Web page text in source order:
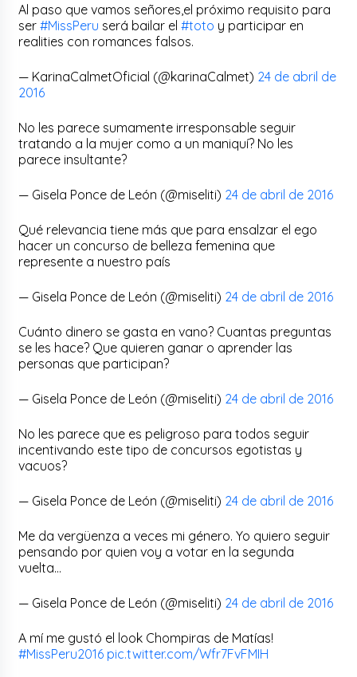
Al paso que vamos señores,el próximo requisito para
ser#MissPeru será bailar el#toto y participar en
realities con romances falsos.
— KarinaCalmetOficial (@karinaCalmet) 24 de abril de
2016
No les parece sumamente irresponsable seguir
tratando a la mujer como a un maniquí? No les
parece insultante?
— Gisela Ponce de León (@miseliti) 24 de abril de 2016
Qué relevancia tiene más que para ensalzar el ego
hacer un concurso de belleza femenina que
represente a nuestro país
— Gisela Ponce de León (@miseliti) 24 de abril de 2016
Cuánto dinero se gasta en vano? Cuantas preguntas
se les hace? Que quieren ganar o aprender las
personas que participan?
— Gisela Ponce de León (@miseliti) 24 de abril de 2016
No les parece que es peligroso para todos seguir
incentivando este tipo de concursos egotistas y
vacuos?
— Gisela Ponce de León (@miseliti) 24 de abril de 2016
Me da vergüenza a veces mi género. Yo quiero seguir
pensando por quien voy a votar en la segunda
vuelta…
— Gisela Ponce de León (@miseliti) 24 de abril de 2016
A mí me gustó el look Chompiras de Matías!
#MissPeru2016 pic.twitter.com/Wfr7FvFMIH